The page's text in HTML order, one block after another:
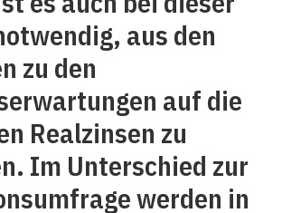
aus den
zu den
auf die
Realzinsen zu
Im Unterschied zur
werden in